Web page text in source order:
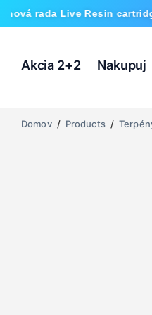
Resin cartridge a taktiež
Akcia 2+2 Nakupuj
Domov / Products /